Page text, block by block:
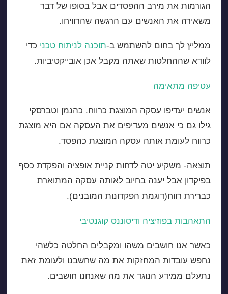
הגורמות את מירב ההפסדים אבל בסופו של דבר
משאירה את האנשים עם הרגשה שהרוויחו.
ממליץ לך בחום להשתמש ב-תוכנה לניתוח טכני כדי
לוודא שההחלטות שאתה מקבל אכן אובייקטיביות.
עטיפה מתאימה
אנשים יעדיפו עסקה המוצגת כרווח. כהנמן וטברסקי
גילו גם כי אנשים מעדיפים את העסקה אם היא מוצגת
כרווח לעומת אותה עסקה המוצגת כהפסד.
תוצאה- משקיע יטה לדחות קניית אופציה והפקדת כסף
בפיקדון אבל יענה בחיוב לאותה עסקה המתוארת
כברירת רווח(דוגמת הפקדונות המובנים).
התאהבות בפוזיציה ודיסוננס קוגנטיבי
כאשר אנו חושבים משהו ומקבלים החלטה כלשהי
נחפש עובדות המחזקות את מה שחשבנו ולעומת זאת
נתעלם ממידע הנוגד את מה שאנחנו חושבים.